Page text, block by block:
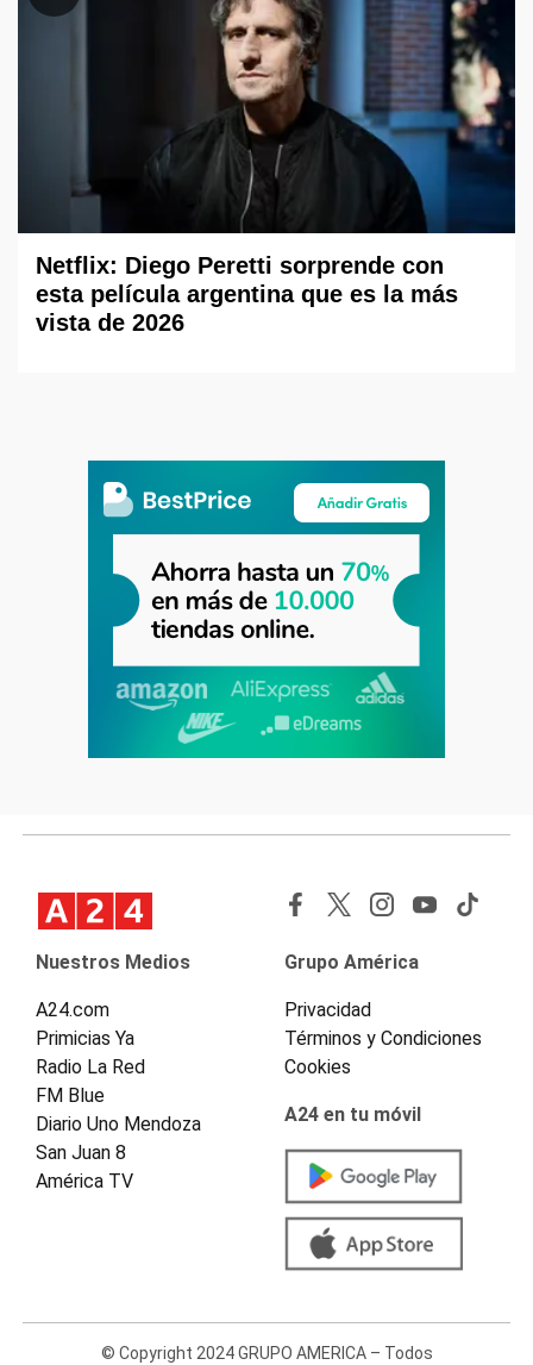
Netflix: Diego Peretti sorprende con
esta película argentina que es la más
vista de 2026
Nuestros Medios
A24.com
Primicias Ya
Radio La Red
FM Blue
Diario Uno Mendoza
San Juan 8
América TV
Grupo América
Privacidad
Términos y Condiciones
Cookies
A24 en tu móvil
© Copyright 2024 GRUPO AMERICA – Todos